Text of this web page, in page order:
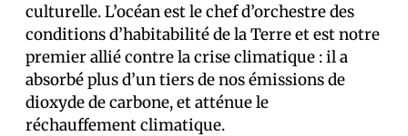
culturelle. L’océan est le chef d’orchestre des
conditions d’habitabilité de la Terre et est notre
premier allié contre la crise climatique : il a
absorbé plus d’un tiers de nos émissions de
dioxyde de carbone, et atténue le
réchauffement climatique.